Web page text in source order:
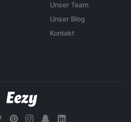
Unser Team
Unser Blog
Kontakt